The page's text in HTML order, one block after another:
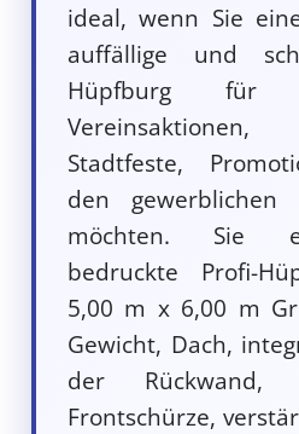
ideal, wenn Sie
auffällige und
Hüpfburg für
Vereinsaktionen,
Stadtfeste,
den gewerblichen
möchten. Sie
bedruckte Profi-
5,00 m x 6,00 m
Gewicht, Dach,
der Rückwand,
Frontschürze,